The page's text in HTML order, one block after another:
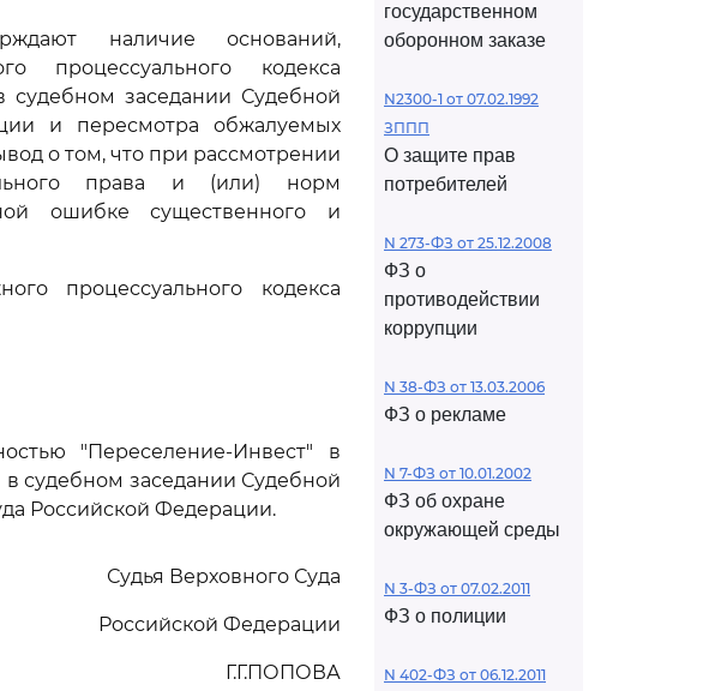
наличие оснований,
процессуального кодекса
судебном заседании Судебной
и пересмотра обжалуемых
о том, что при рассмотрении
права и (или) норм
ошибке существенного и
процессуального кодекса
"Переселение-Инвест" в
судебном заседании Судебной
Российской Федерации.
Судья Верховного Суда
Российской Федерации
Г.Г.ПОПОВА
государственном
оборонном заказе
N2300-1 от 07.02.1992
ЗППП
О защите прав
потребителей
N 273-ФЗ от 25.12.2008
ФЗ о
противодействии
коррупции
N 38-ФЗ от 13.03.2006
ФЗ о рекламе
N 7-ФЗ от 10.01.2002
ФЗ об охране
окружающей среды
N 3-ФЗ от 07.02.2011
ФЗ о полиции
N 402-ФЗ от 06.12.2011